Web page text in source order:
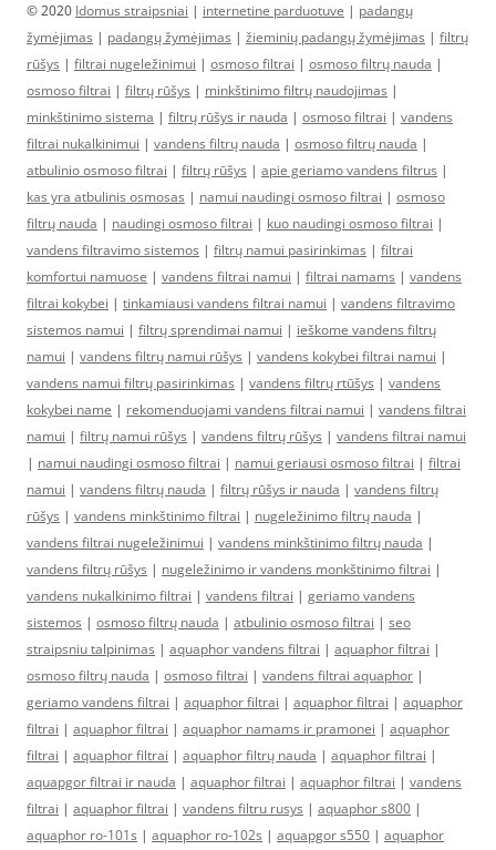
© 2020 Idomus straipsniai | internetine parduotuve | padangų
žymėjimas | padangų žymėjimas | žieminių padangų žymėjimas | filtrų
rūšys | filtrai nugeležinimui | osmoso filtrai | osmoso filtrų nauda |
osmoso filtrai | filtrų rūšys | minkštinimo filtrų naudojimas |
minkštinimo sistema | filtrų rūšys ir nauda | osmoso filtrai | vandens
filtrai nukalkinimui | vandens filtrų nauda | osmoso filtrų nauda |
atbulinio osmoso filtrai | filtrų rūšys | apie geriamo vandens filtrus |
kas yra atbulinis osmosas | namui naudingi osmoso filtrai | osmoso
filtrų nauda | naudingi osmoso filtrai | kuo naudingi osmoso filtrai |
vandens filtravimo sistemos | filtrų namui pasirinkimas | filtrai
komfortui namuose | vandens filtrai namui | filtrai namams | vandens
filtrai kokybei | tinkamiausi vandens filtrai namui | vandens filtravimo
sistemos namui | filtrų sprendimai namui | ieškome vandens filtrų
namui | vandens filtrų namui rūšys | vandens kokybei filtrai namui |
vandens namui filtrų pasirinkimas | vandens filtrų rtūšys | vandens
kokybei name | rekomenduojami vandens filtrai namui | vandens filtrai
namui | filtrų namui rūšys | vandens filtrų rūšys | vandens filtrai namui
| namui naudingi osmoso filtrai | namui geriausi osmoso filtrai | filtrai
namui | vandens filtrų nauda | filtrų rūšys ir nauda | vandens filtrų
rūšys | vandens minkštinimo filtrai | nugeležinimo filtrų nauda |
vandens filtrai nugeležinimui | vandens minkštinimo filtrų nauda |
vandens filtrų rūšys | nugeležinimo ir vandens monkštinimo filtrai |
vandens nukalkinimo filtrai | vandens filtrai | geriamo vandens
sistemos | osmoso filtrų nauda | atbulinio osmoso filtrai | seo
straipsniu talpinimas | aquaphor vandens filtrai | aquaphor filtrai |
osmoso filtrų nauda | osmoso filtrai | vandens filtrai aquaphor |
geriamo vandens filtrai | aquaphor filtrai | aquaphor filtrai | aquaphor
filtrai | aquaphor filtrai | aquaphor namams ir pramonei | aquaphor
filtrai | aquaphor filtrai | aquaphor filtrų nauda | aquaphor filtrai |
aquapgor filtrai ir nauda | aquaphor filtrai | aquaphor filtrai | vandens
filtrai | aquaphor filtrai | vandens filtru rusys | aquaphor s800 |
aquaphor ro-101s | aquaphor ro-102s | aquapgor s550 | aquaphor